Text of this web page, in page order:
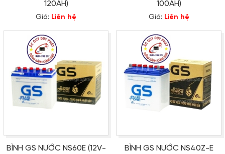
120AH)
Giá: Liên hệ
100AH)
Giá: Liên hệ
BÌNH GS NƯỚC NS60E (12V-
BÌNH GS NƯỚC NS40Z-E